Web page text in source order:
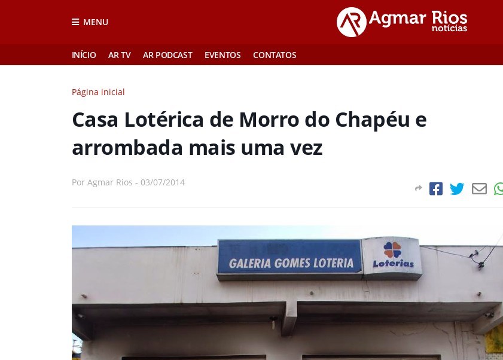
MENU
INÍCIO AR TV AR PODCAST EVENTOS CONTATOS
Página inicial
Casa Lotérica de Morro do Chapéu e
arrombada mais uma vez
Por Agmar Rios - 03/07/2014